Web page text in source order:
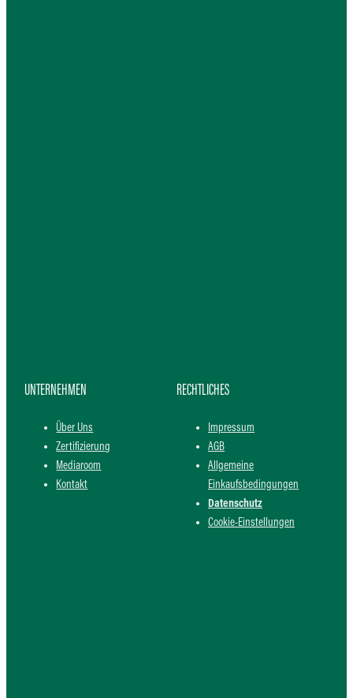
UNTERNEHMEN
Über Uns
Zertifizierung
Mediaroom
Kontakt
RECHTLICHES
Impressum
AGB
Allgemeine
Einkaufsbedingungen
Datenschutz
Cookie-Einstellungen